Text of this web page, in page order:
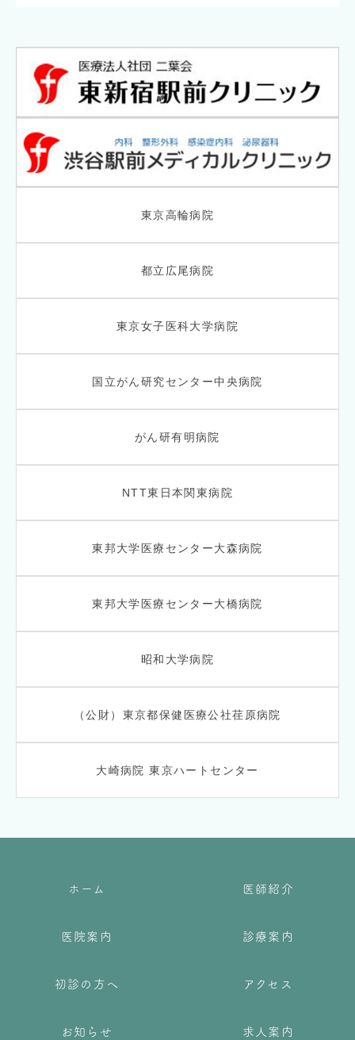
東京高輪病院
都立広尾病院
東京女子医科大学病院
国立がん研究センター中央病院
がん研有明病院
NTT東日本関東病院
東邦大学医療センター大森病院
東邦大学医療センター大橋病院
昭和大学病院
（公財）東京都保健医療公社荏原病院
大崎病院 東京ハートセンター
ホーム 医師紹介
医院案内 診療案内
初診の方へ アクセス
お知らせ 求人案内